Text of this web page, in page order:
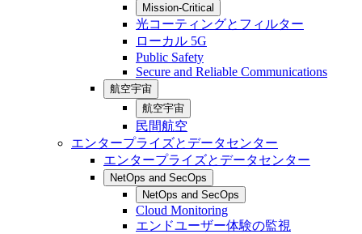
Mission-Critical
光コーティングとフィルター
ローカル 5G
Public Safety
Secure and Reliable Communications
航空宇宙
航空宇宙
民間航空
エンタープライズとデータセンター
エンタープライズとデータセンター
NetOps and SecOps
NetOps and SecOps
Cloud Monitoring
エンドユーザー体験の監視